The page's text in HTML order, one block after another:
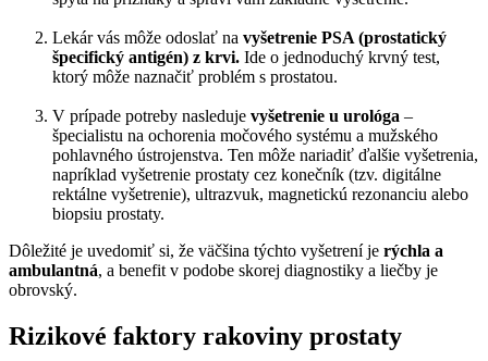
Lekár vás môže odoslať na vyšetrenie PSA (prostatický
špecifický antigén) z krvi. Ide o jednoduchý krvný test,
ktorý môže naznačiť problém s prostatou.
V prípade potreby nasleduje vyšetrenie u urológa –
špecialistu na ochorenia močového systému a mužského
pohlavného ústrojenstva. Ten môže nariadiť ďalšie vyšetrenia,
napríklad vyšetrenie prostaty cez konečník (tzv. digitálne
rektálne vyšetrenie), ultrazvuk, magnetickú rezonanciu alebo
biopsiu prostaty.
Dôležité je uvedomiť si, že väčšina týchto vyšetrení je rýchla a
ambulantná, a benefit v podobe skorej diagnostiky a liečby je
obrovský.
Rizikové faktory rakoviny prostaty